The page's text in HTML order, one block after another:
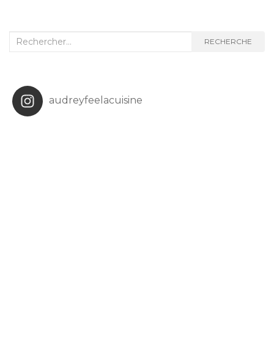
Recherche
RECHERCHE
audreyfeelacuisine